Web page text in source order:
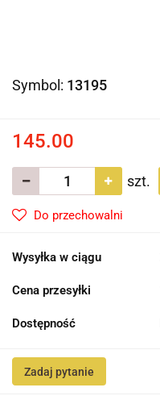
Symbol: 13195
145.00
szt.
Do przechowalni
Wysyłka w ciągu
Cena przesyłki
Dostępność
Zadaj pytanie